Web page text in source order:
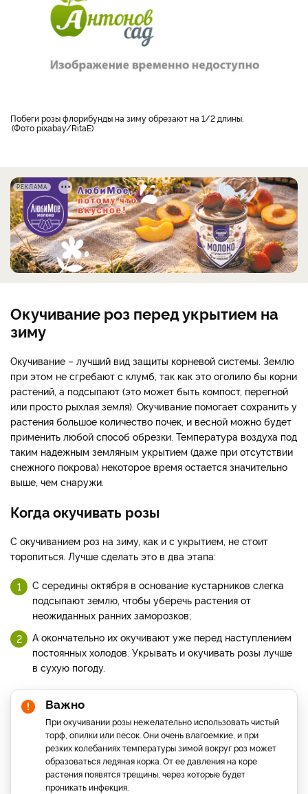
побеги розы флорибунды на зиму обрезают на 1/2 длины.
Фото pixabay/RitaE
РЕКЛАМА
Окучивание роз перед укрытием на
зиму
Окучивание – лучший вид защиты корневой системы. Землю
при этом не сгребают с клумб, так как это оголило бы корни
растений, а подсыпают (это может быть компост, перегной
или просто рыхлая земля). Окучивание помогает сохранить у
растения большое количество почек, и весной можно будет
применить любой способ обрезки. Температура воздуха под
таким надежным земляным укрытием (даже при отсутствии
снежного покрова) некоторое время остается значительно
выше, чем снаружи.
Когда окучивать розы
С окучиванием роз на зиму, как и с укрытием, не стоит
торопиться. Лучше сделать это в два этапа:
С середины октября в основание кустарников слегка
подсыпают землю, чтобы уберечь растения от
неожиданных ранних заморозков;
А окончательно их окучивают уже перед наступлением
постоянных холодов. Укрывать и окучивать розы лучше
в сухую погоду.
Важно
При окучивании розы нежелательно использовать чистый
торф, опилки или песок. Они очень влагоемкие, и при
резких колебаниях температуры зимой вокруг роз может
образоваться ледяная корка. От ее давления на коре
растения появятся трещины, через которые будет
проникать инфекция.